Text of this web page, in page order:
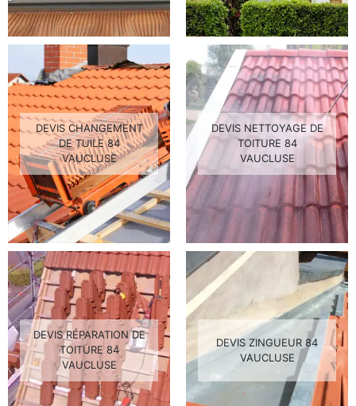
DEVIS CHANGEMENT
DE TUILE 84
VAUCLUSE
DEVIS NETTOYAGE DE
TOITURE 84
VAUCLUSE
DEVIS RÉPARATION DE
TOITURE 84
VAUCLUSE
DEVIS ZINGUEUR 84
VAUCLUSE